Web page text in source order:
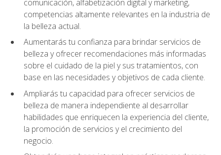
comunicación, alfabetización digital y marketing,
competencias altamente relevantes en la industria de
la belleza actual.
Aumentarás tu confianza para brindar servicios de
belleza y ofrecer recomendaciones más informadas
sobre el cuidado de la piel y sus tratamientos, con
base en las necesidades y objetivos de cada cliente.
Ampliarás tu capacidad para ofrecer servicios de
belleza de manera independiente al desarrollar
habilidades que enriquecen la experiencia del cliente,
la promoción de servicios y el crecimiento del
negocio.